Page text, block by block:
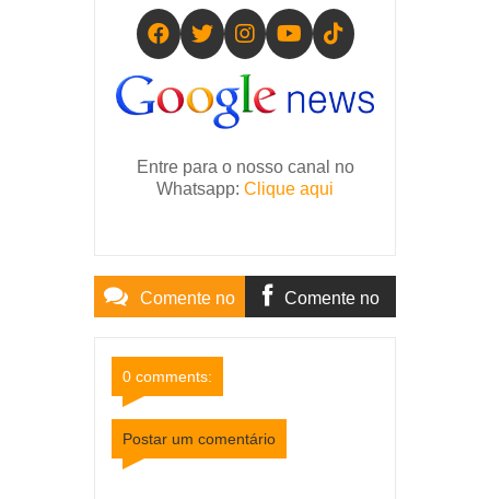
Entre para o nosso canal no
Whatsapp: Clique aqui
Comente no Comente no
0 comments:
Postar um comentário